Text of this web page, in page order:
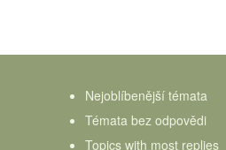
Nejoblíbenější témata
Témata bez odpovědi
Topics with most replies